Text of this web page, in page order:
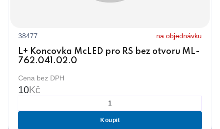
38477 na objednávku
L+ Koncovka McLED pro RS bez otvoru ML-
762.041.02.0
Cena bez DPH
10Kč
Koupit